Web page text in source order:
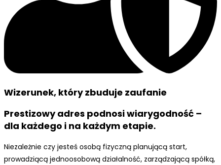
Wizerunek, który zbuduje zaufanie
Prestizowy adres podnosi wiarygodność –
dla każdego i na każdym etapie.
Niezależnie czy jesteś osobą fizyczną planującą start,
prowadziącą jednoosobową działalność, zarządzającą spółką,